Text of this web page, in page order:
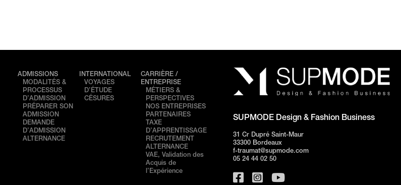
ADMISSIONS
MODALITÉS &
PROCESSUS
D’ADMISSION
PRÉPARER SON
ADMISSION
DEMANDE
D’ADMISSION
ALTERNANCE
INTERNATIONAL
VOYAGES
D’ÉTUDE
CÉSURES
CARRIÈRE /
ENTREPRISE
MÉTIERS &
PERSPECTIVES
NOS ENTREPRISES
PARTENAIRES
TAXE
D’APPRENTISSAGE
RECRUTEMENT
ALTERNANCE
VAE, Validation des
Acquis de
l’Expérience
SUPMODE Design & Fashion Business
31 Cr Dupré Saint-Maur
33300 Bordeaux
f-traumat@supmode.com
05 24 44 02 50